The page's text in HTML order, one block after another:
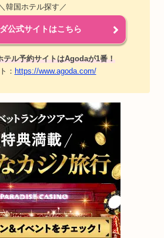
韓国ホテル探す／
公式サイトはこちら
テル予約サイトはAgodaが1番！
： https://www.agoda.com/